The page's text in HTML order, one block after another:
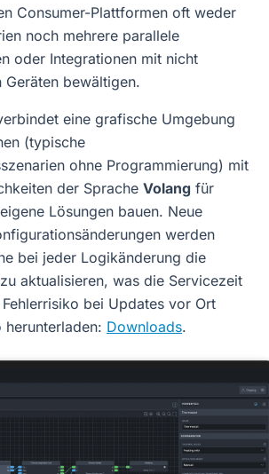
Consumer-Plattformen oft weder
noch mehrere parallele
oder Integrationen mit nicht
Geräten bewältigen.
eine grafische Umgebung
(typische
ohne Programmierung) mit
der Sprache Volang für
Lösungen bauen. Neue
werden
bei jeder Logikänderung die
aktualisieren, was die Servicezeit
bei Updates vor Ort
Downloads.